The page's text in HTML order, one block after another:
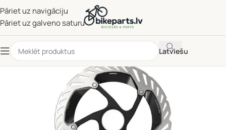
Pāriet uz navigāciju
Pāriet uz galveno saturu
Latviešu